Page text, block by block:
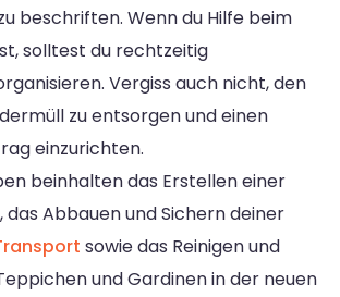
beschriften. Wenn du Hilfe beim
solltest du rechtzeitig
Vergiss auch nicht, den
zu entsorgen und einen
einzurichten.
beinhalten das Erstellen einer
das Abbauen und Sichern deiner
sowie das Reinigen und
und Gardinen in der neuen